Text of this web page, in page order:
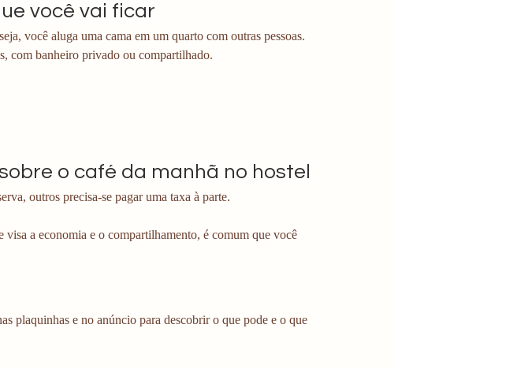
você vai ficar
você aluga uma cama em um quarto com outras pessoas.
com banheiro privado ou compartilhado.
o café da manhã no hostel
outros precisa-se pagar uma taxa à parte.
a economia e o compartilhamento, é comum que você
plaquinhas e no anúncio para descobrir o que pode e o que